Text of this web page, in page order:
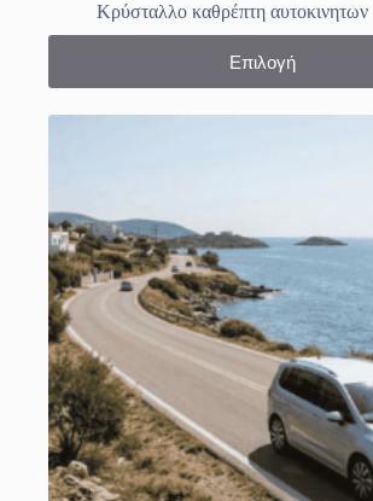
17.90€
through
Κρύσταλλο καθρέπτη αυτοκινητων
Επιλογή
Αυτό
προϊόν
μπορούν
να
επιλεγούν
στη
σελίδα
του
προϊόντος